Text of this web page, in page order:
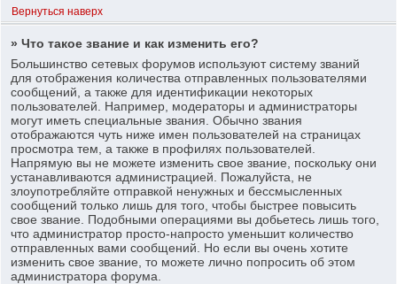
Вернуться наверх
» Что такое звание и как изменить его?
Большинство сетевых форумов используют систему званий
для отображения количества отправленных пользователями
сообщений, а также для идентификации некоторых
пользователей. Например, модераторы и администраторы
могут иметь специальные звания. Обычно звания
отображаются чуть ниже имен пользователей на страницах
просмотра тем, а также в профилях пользователей.
Напрямую вы не можете изменить свое звание, поскольку они
устанавливаются администрацией. Пожалуйста, не
злоупотребляйте отправкой ненужных и бессмысленных
сообщений только лишь для того, чтобы быстрее повысить
свое звание. Подобными операциями вы добьетесь лишь того,
что администратор просто-напросто уменьшит количество
отправленных вами сообщений. Но если вы очень хотите
изменить свое звание, то можете лично попросить об этом
администратора форума.